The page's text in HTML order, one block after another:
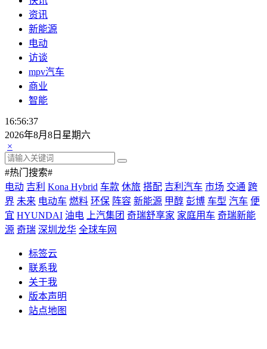
资讯
新能源
电动
访谈
mpv汽车
商业
智能
16:56:37
2026年8月8日星期六
×
#热门搜索#
电动 吉利 Kona Hybrid 车款 休旅 搭配 吉利汽车 市场 交通 跨
界 未来 电动车 燃料 环保 阵容 新能源 甲醇 彭博 车型 汽车 便
宜 HYUNDAI 油电 上汽集团 奇瑞舒享家 家庭用车 奇瑞新能
源 奇瑞 深圳龙华 全球车网
标签云
联系我
关于我
版本声明
站点地图